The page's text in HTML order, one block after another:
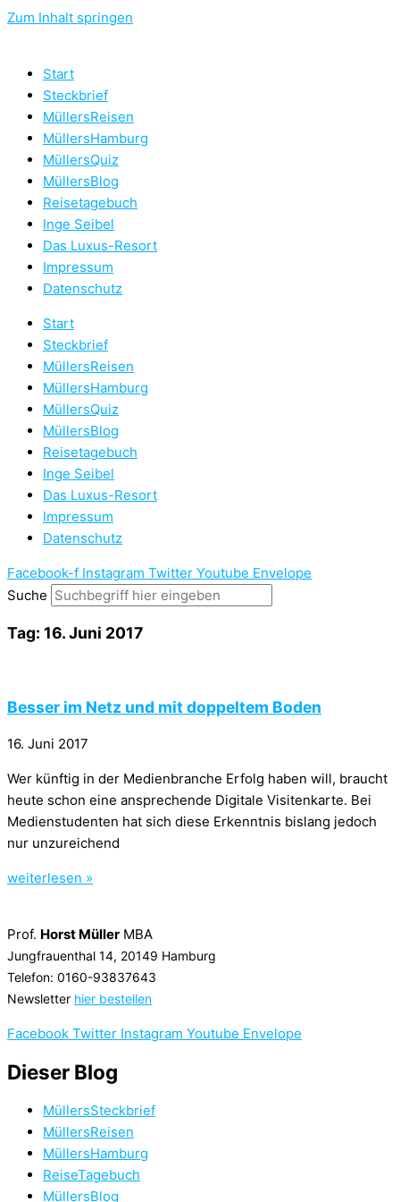
Zum Inhalt springen
Start
Steckbrief
MüllersReisen
MüllersHamburg
MüllersQuiz
MüllersBlog
Reisetagebuch
Inge Seibel
Das Luxus-Resort
Impressum
Datenschutz
Start
Steckbrief
MüllersReisen
MüllersHamburg
MüllersQuiz
MüllersBlog
Reisetagebuch
Inge Seibel
Das Luxus-Resort
Impressum
Datenschutz
Facebook-f Instagram Twitter Youtube Envelope
Suche
Tag: 16. Juni 2017
Besser im Netz und mit doppeltem Boden
16. Juni 2017
Wer künftig in der Medienbranche Erfolg haben will, braucht
heute schon eine ansprechende Digitale Visitenkarte. Bei
Medienstudenten hat sich diese Erkenntnis bislang jedoch
nur unzureichend
weiterlesen »
Prof. Horst Müller MBA
Jungfrauenthal 14, 20149 Hamburg
Telefon: 0160-93837643
Newsletter hier bestellen
Facebook Twitter Instagram Youtube Envelope
Dieser Blog
MüllersSteckbrief
MüllersReisen
MüllersHamburg
ReiseTagebuch
MüllersBlog